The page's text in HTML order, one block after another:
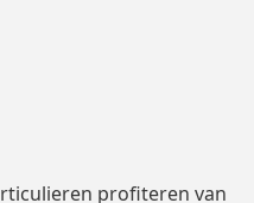
profiteren van